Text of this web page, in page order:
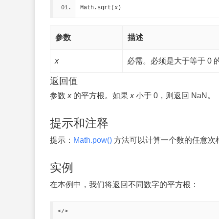
Math.sqrt(x )
参数 描述
x 必需。必须是大于等于 0
返回值
参数 x的平方根。如果 x小于 0，则返回 NaN。
提示和注释
提示： Math.pow() 方法可以计算一个数的任意次
实例
在本例中，我们将返回不同数字的平方根：
</>